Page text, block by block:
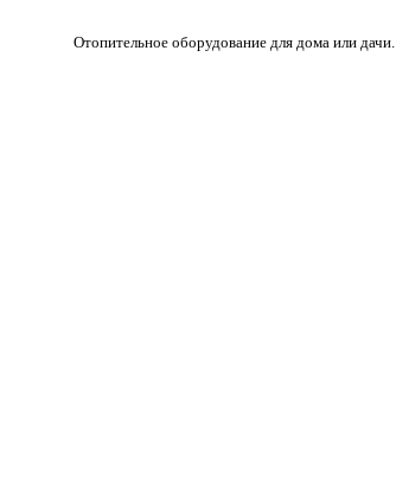
Отопительное оборудование для дома или дачи.